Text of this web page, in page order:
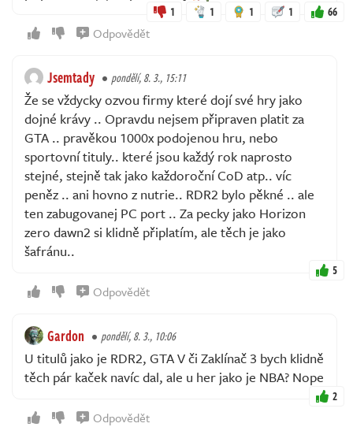
1 1 1 1 66
Odpovědět
Jsemtady pondělí, 8. 3., 15:11
Že se vždycky ozvou firmy které dojí své hry jako
dojné krávy .. Opravdu nejsem připraven platit za
GTA .. pravěkou 1000x podojenou hru, nebo
sportovní tituly.. které jsou každý rok naprosto
stejné, stejně tak jako každoroční CoD atp.. víc
peněz .. ani hovno z nutrie.. RDR2 bylo pěkné .. ale
ten zabugovanej PC port .. Za pecky jako Horizon
zero dawn2 si klidně připlatím, ale těch je jako
šafránu..
5
Odpovědět
Gardon pondělí, 8. 3., 10:06
U titulů jako je RDR2, GTA V či Zaklínač 3 bych klidně
těch pár kaček navíc dal, ale u her jako je NBA? Nope
2
Odpovědět